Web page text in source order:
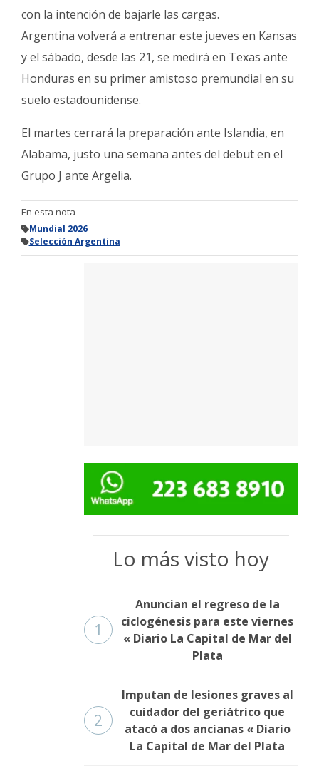
con la intención de bajarle las cargas.
Argentina volverá a entrenar este jueves en Kansas
y el sábado, desde las 21, se medirá en Texas ante
Honduras en su primer amistoso premundial en su
suelo estadounidense.
El martes cerrará la preparación ante Islandia, en
Alabama, justo una semana antes del debut en el
Grupo J ante Argelia.
En esta nota
Mundial 2026
Selección Argentina
Lo más visto hoy
1
Anuncian el regreso de la
ciclogénesis para este viernes
« Diario La Capital de Mar del
Plata
2
Imputan de lesiones graves al
cuidador del geriátrico que
atacó a dos ancianas « Diario
La Capital de Mar del Plata